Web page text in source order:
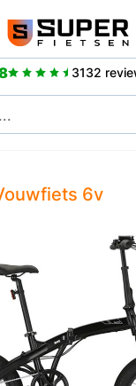
3132
Meer dan 2500 positieve
6v